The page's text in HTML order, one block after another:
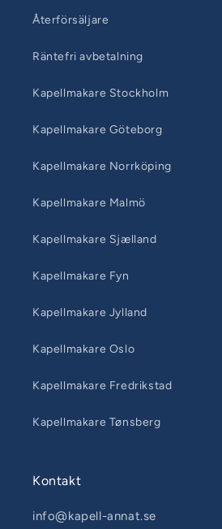
Återförsäljare
Räntefri avbetalning
Kapellmakare Stockholm
Kapellmakare Göteborg
Kapellmakare Norrköping
Kapellmakare Malmö
Kapellmakare Sjælland
Kapellmakare Fyn
Kapellmakare Jylland
Kapellmakare Oslo
Kapellmakare Fredrikstad
Kapellmakare Tønsberg
Kontakt
info@kapell-annat.se